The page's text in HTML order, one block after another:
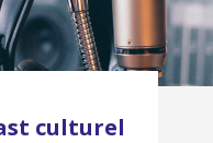
culturel